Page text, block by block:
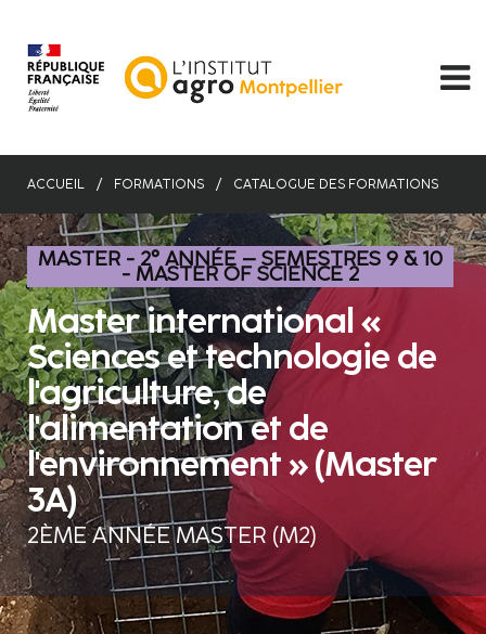
contenu
principal
ACCUEIL FORMATIONS CATALOGUE DES FORMATIONS
MASTER - 2° ANNÉE – SEMESTRES 9 & 10
- MASTER OF SCIENCE 2
Master international «
Sciences et technologie de
l'agriculture, de
l'alimentation et de
l'environnement » (Master
3A)
2ÈME ANNÉE MASTER (M2)